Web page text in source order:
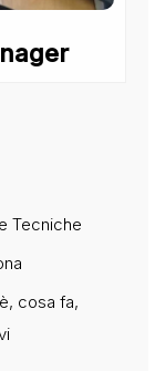
Tecniche
cosa fa,